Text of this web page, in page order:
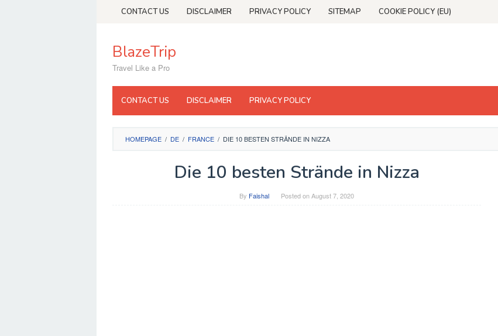
CONTACT US DISCLAIMER PRIVACY POLICY SITEMAP COOKIE POLICY (EU)
BlazeTrip
Travel Like a Pro
CONTACT US DISCLAIMER PRIVACY POLICY
HOMEPAGE / DE / FRANCE / DIE 10 BESTEN STRÄNDE IN NIZZA
Die 10 besten Strände in Nizza
By Faishal Posted onAugust 7, 2020